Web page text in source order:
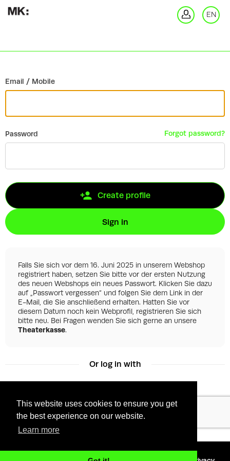
This website uses cookies to ensure you get
the best experience on our website.
Learn more
EN
Email / Mobile
Password Forgot password?
Create profile
Sign in
Falls Sie sich vor dem 16. Juni 2025 in unserem Webshop
registriert haben, setzen Sie bitte vor der ersten Nutzung
des neuen Webshops ein neues Passwort. Klicken Sie dazu
auf „Passwort vergessen“ und folgen Sie dem Link in der
E-Mail, die Sie anschließend erhalten. Hatten Sie vor
diesem Datum noch kein Webprofil, registrieren Sie sich
bitte neu. Bei Fragen wenden Sie sich gerne an unsere
Theaterkasse.
Or log in with
Facebook